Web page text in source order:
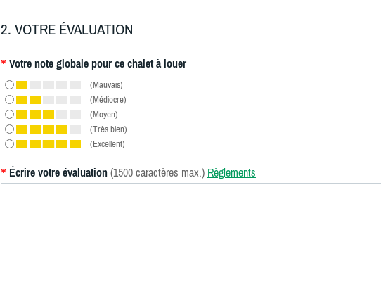
2. VOTRE ÉVALUATION
* Votre note globale pour ce chalet à louer
(Mauvais)
(Médiocre)
(Moyen)
(Très bien)
(Excellent)
* Écrire votre évaluation (1500 caractères max.) Règlements